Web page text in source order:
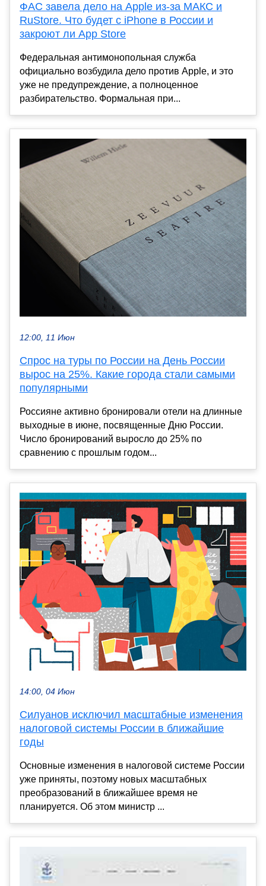
ФАС завела дело на Apple из-за МАКС и
RuStore. Что будет с iPhone в России и
закроют ли App Store
Федеральная антимонопольная служба
официально возбудила дело против Apple, и это
уже не предупреждение, а полноценное
разбирательство. Формальная при...
12:00, 11 Июн
Спрос на туры по России на День России
вырос на 25%. Какие города стали самыми
популярными
Россияне активно бронировали отели на длинные
выходные в июне, посвященные Дню России.
Число бронирований выросло до 25% по
сравнению с прошлым годом...
14:00, 04 Июн
Силуанов исключил масштабные изменения
налоговой системы России в ближайшие
годы
Основные изменения в налоговой системе России
уже приняты, поэтому новых масштабных
преобразований в ближайшее время не
планируется. Об этом министр ...